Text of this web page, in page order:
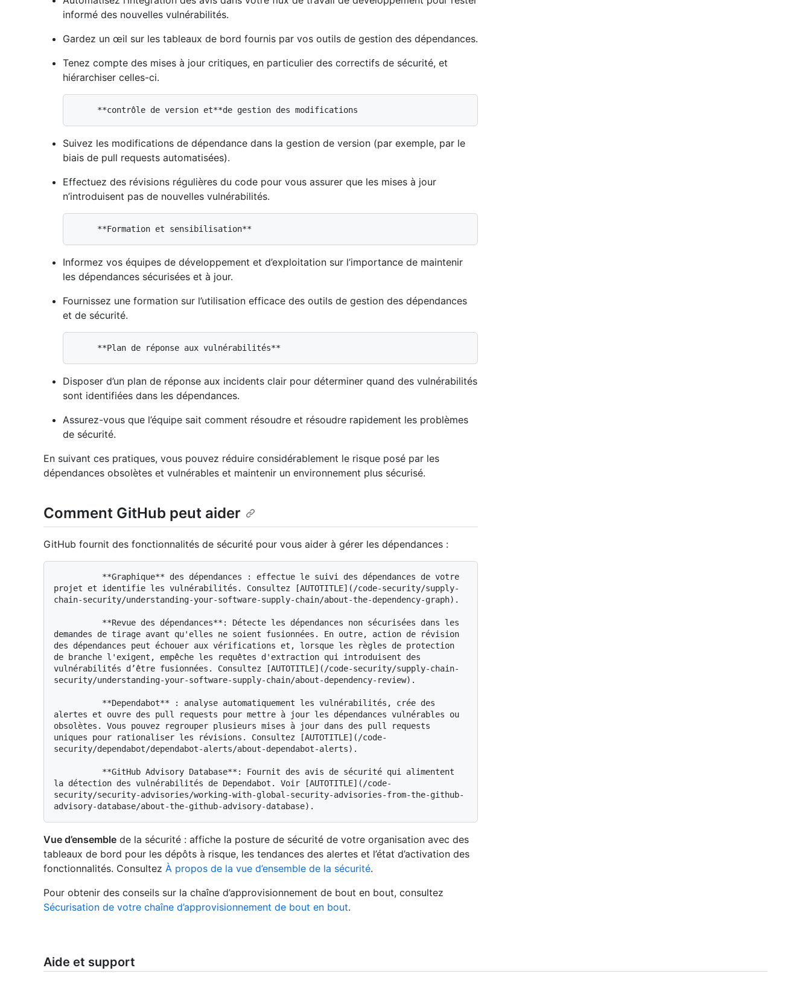
informé des nouvelles vulnérabilités.
Gardez un œil sur les tableaux de bord fournis par vos outils de gestion des dépendances.
Tenez compte des mises à jour critiques, en particulier des correctifs de sécurité, et
hiérarchiser celles-ci.
Suivez les modifications de dépendance dans la gestion de version (par exemple, par le
biais de pull requests automatisées).
Effectuez des révisions régulières du code pour vous assurer que les mises à jour
n’introduisent pas de nouvelles vulnérabilités.
Informez vos équipes de développement et d’exploitation sur l’importance de maintenir
les dépendances sécurisées et à jour.
Fournissez une formation sur l’utilisation efficace des outils de gestion des dépendances
et de sécurité.
Disposer d’un plan de réponse aux incidents clair pour déterminer quand des vulnérabilités
sont identifiées dans les dépendances.
Assurez-vous que l’équipe sait comment résoudre et résoudre rapidement les problèmes
de sécurité.
En suivant ces pratiques, vous pouvez réduire considérablement le risque posé par les
dépendances obsolètes et vulnérables et maintenir un environnement plus sécurisé.
Comment GitHub peut aider
GitHub fournit des fonctionnalités de sécurité pour vous aider à gérer les dépendances :
projet et identifie les vulnérabilités. Consultez [AUTOTITLE](/code-security/supply-
chain-security/understanding-your-software-supply-chain/about-the-dependency-graph).
demandes de tirage avant qu'elles ne soient fusionnées. En outre, action de révision
des dépendances peut échouer aux vérifications et, lorsque les règles de protection
de branche l'exigent, empêche les requêtes d'extraction qui introduisent des
vulnérabilités d’être fusionnées. Consultez [AUTOTITLE](/code-security/supply-chain-
security/understanding-your-software-supply-chain/about-dependency-review).
alertes et ouvre des pull requests pour mettre à jour les dépendances vulnérables ou
obsolètes. Vous pouvez regrouper plusieurs mises à jour dans des pull requests
uniques pour rationaliser les révisions. Consultez [AUTOTITLE](/code-
security/dependabot/dependabot-alerts/about-dependabot-alerts).
la détection des vulnérabilités de Dependabot. Voir [AUTOTITLE](/code-
security/security-advisories/working-with-global-security-advisories-from-the-github-
Vue d’ensemble de la sécurité : affiche la posture de sécurité de votre organisation avec des
tableaux de bord pour les dépôts à risque, les tendances des alertes et l’état d’activation des
fonctionnalités. Consultez À propos de la vue d’ensemble de la sécurité.
Pour obtenir des conseils sur la chaîne d’approvisionnement de bout en bout, consultez
Sécurisation de votre chaîne d’approvisionnement de bout en bout.
Aide et support